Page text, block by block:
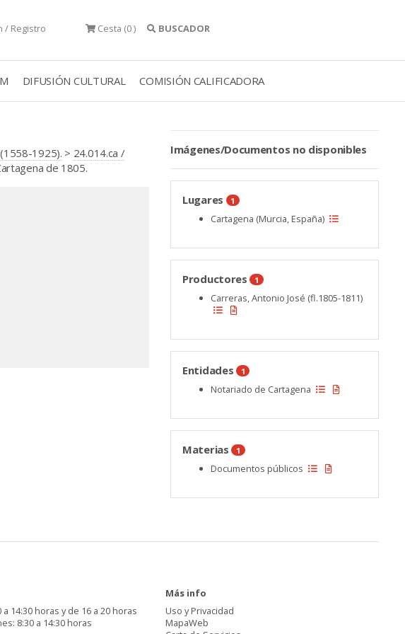
/ Registro Cesta (0 ) BUSCADOR
DIFUSIÓN CULTURAL COMISIÓN CALIFICADORA
1925). > 24.014.ca /
de 1805.
Imágenes/Documentos no disponibles
Lugares 1
Cartagena (Murcia, España)
Productores 1
Carreras, Antonio José (fl.1805-1811)
Entidades 1
Notariado de Cartagena
Materias 1
Documentos públicos
a 14:30 horas y de 16 a 20 horas
8:30 a 14:30 horas
Más info
Uso y Privacidad
MapaWeb